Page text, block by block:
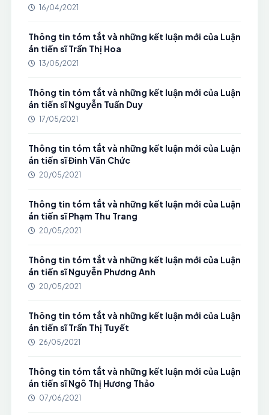
16/04/2021
Thông tin tóm tắt và những kết luận mới của Luận
án tiến sĩ Trần Thị Hoa
13/05/2021
Thông tin tóm tắt và những kết luận mới của Luận
án tiến sĩ Nguyễn Tuấn Duy
17/05/2021
Thông tin tóm tắt và những kết luận mới của Luận
án tiến sĩ Đinh Văn Chức
20/05/2021
Thông tin tóm tắt và những kết luận mới của Luận
án tiến sĩ Phạm Thu Trang
20/05/2021
Thông tin tóm tắt và những kết luận mới của Luận
án tiến sĩ Nguyễn Phương Anh
20/05/2021
Thông tin tóm tắt và những kết luận mới của Luận
án tiến sĩ Trần Thị Tuyết
26/05/2021
Thông tin tóm tắt và những kết luận mới của Luận
án tiến sĩ Ngô Thị Hương Thảo
07/06/2021